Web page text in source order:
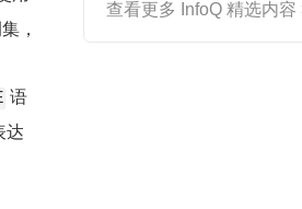
，
语
达
查看更多 InfoQ 精选内容